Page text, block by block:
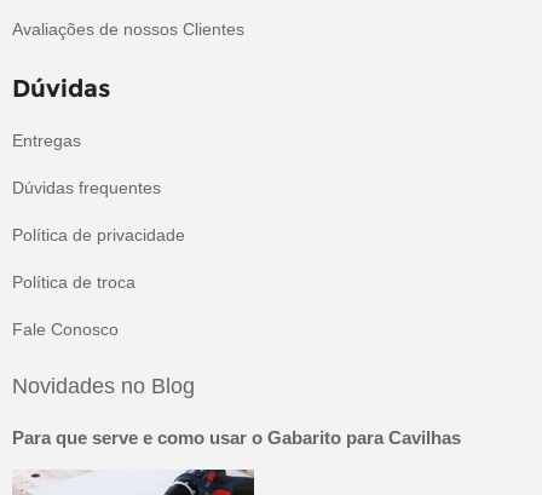
Avaliações de nossos Clientes
Dúvidas
Entregas
Dúvidas frequentes
Política de privacidade
Política de troca
Fale Conosco
Novidades no Blog
Para que serve e como usar o Gabarito para Cavilhas